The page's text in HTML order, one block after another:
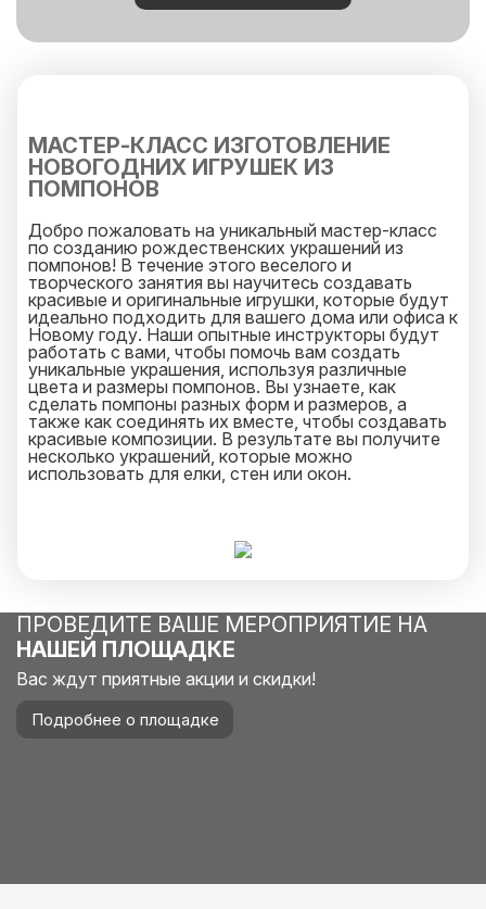
МАСТЕР-КЛАСС ИЗГОТОВЛЕНИЕ
НОВОГОДНИХ ИГРУШЕК ИЗ
ПОМПОНОВ
Добро пожаловать на уникальный мастер-класс
по созданию рождественских украшений из
помпонов! В течение этого веселого и
творческого занятия вы научитесь создавать
красивые и оригинальные игрушки, которые будут
идеально подходить для вашего дома или офиса к
Новому году. Наши опытные инструкторы будут
работать с вами, чтобы помочь вам создать
уникальные украшения, используя различные
цвета и размеры помпонов. Вы узнаете, как
сделать помпоны разных форм и размеров, а
также как соединять их вместе, чтобы создавать
красивые композиции. В результате вы получите
несколько украшений, которые можно
использовать для елки, стен или окон.
ПРОВЕДИТЕ ВАШЕ МЕРОПРИЯТИЕ НА
НАШЕЙ ПЛОЩАДКЕ
Вас ждут приятные акции и скидки!
Подробнее о площадке